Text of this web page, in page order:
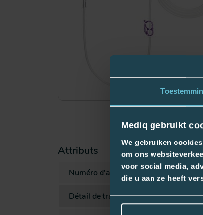
Mediq gebruikt
We gebruiken
om ons
voor social media,
die u aan ze heeft
Attributs
Numéro d'article
Détail de traitement